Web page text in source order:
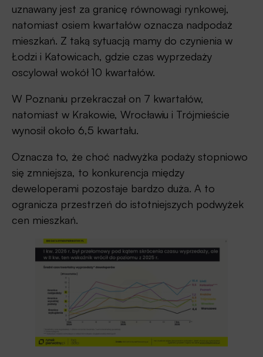
uznawany jest za granicę równowagi rynkowej,
natomiast osiem kwartałów oznacza nadpodaż
mieszkań. Z taką sytuacją mamy do czynienia w
Łodzi i Katowicach, gdzie czas wyprzedaży
oscylował wokół 10 kwartałów.
W Poznaniu przekraczał on 7 kwartałów,
natomiast w Krakowie, Wrocławiu i Trójmieście
wynosił około 6,5 kwartału.
Oznacza to, że choć nadwyżka podaży stopniowo
się zmniejsza, to konkurencja między
deweloperami pozostaje bardzo duża. A to
ogranicza przestrzeń do istotniejszych podwyżek
cen mieszkań.